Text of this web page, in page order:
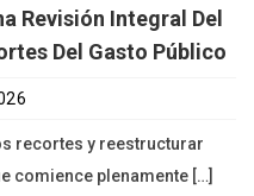
Revisión Integral Del
Del Gasto Público
recortes y reestructurar
comience plenamente […]